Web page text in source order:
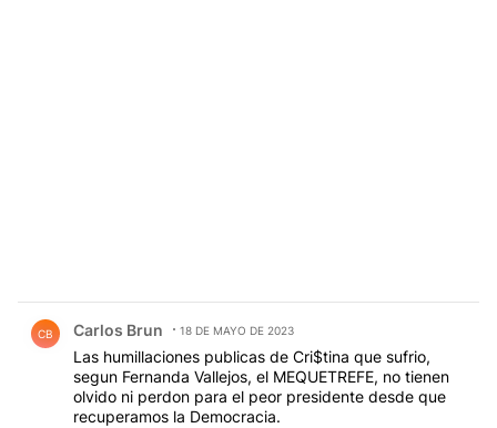
CB Carlos Brun 18 DE MAYO DE 2023
Las humillaciones publicas de Cri$tina que sufrio,
segun Fernanda Vallejos, el MEQUETREFE, no tienen
olvido ni perdon para el peor presidente desde que
recuperamos la Democracia.